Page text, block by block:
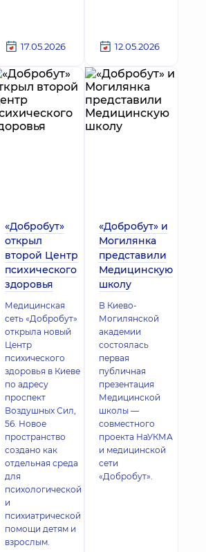
17.05.2026 12.05.2026
«Добробут»
открыл
второй Центр
психического
здоровья
Медицинская
сеть «Добробут»
открыла новый
Центр
психического
здоровья в Киеве
по адресу
проспект
Воздушных Сил,
56. Новое
пространство
создано как
отдельная среда
для
психологической
и
психиатрической
помощи детям и
взрослым.
«Добробут» и
Могилянка
представили
Медицинскую
школу
В Киево-
Могилянской
академии
состоялась
первая
публичная
презентация
Медицинской
школы —
совместного
проекта НаУКМА
и медицинской
сети
«Добробут».